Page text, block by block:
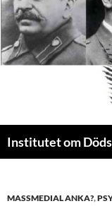
Institutet om
MASSMEDIAL ANKA?,